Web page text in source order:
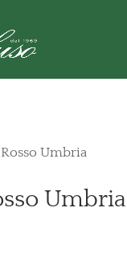
Umbria
Umbria